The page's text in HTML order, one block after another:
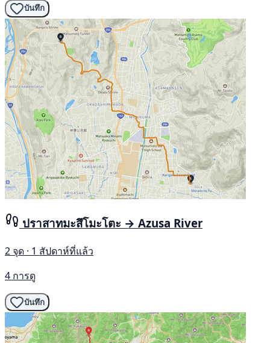
บันทึก
ปราสาทมะสึโมะโตะ → Azusa River
2 จุด · 1 สัปดาห์ที่แล้ว
4 การดู
บันทึก